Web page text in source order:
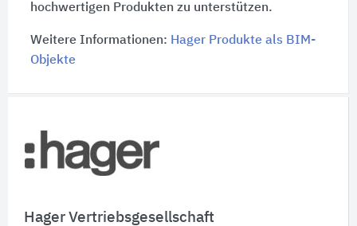
Hager Vertriebsgesellschaft
hochwertigen Produkten zu unterstützen.
Weitere Informationen: Hager Produkte als BIM-
Objekte
Schnelleinstiege